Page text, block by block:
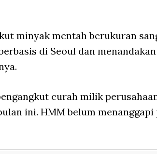
minyak mentah berukuran
di Seoul dan
curah milik
ini. HMM belum